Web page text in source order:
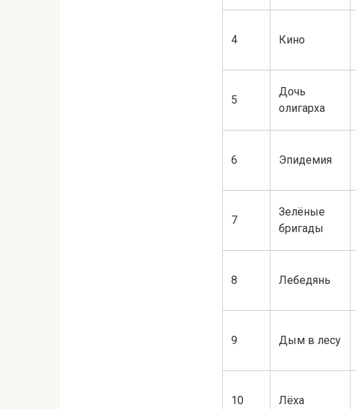
4 Кино
5
Дочь
олигарха
6 Эпидемия
7
Зелёные
бригады
8 Лебедянь
9 Дым в лесу
10 Лёха